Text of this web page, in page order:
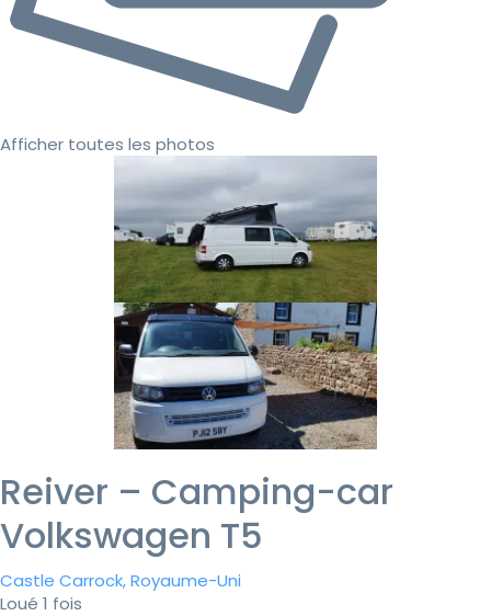
Afficher toutes les photos
Reiver – Camping-car
Volkswagen T5
Castle Carrock, Royaume-Uni
Loué 1 fois